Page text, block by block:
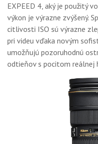
EXPEED 4, aký je použitý
výkon je výrazne zvýšený.
citlivosti ISO sú výrazne
pri videu vďaka novým
umožňujú pozoruhodnú
odtieňov s pocitom reálnej